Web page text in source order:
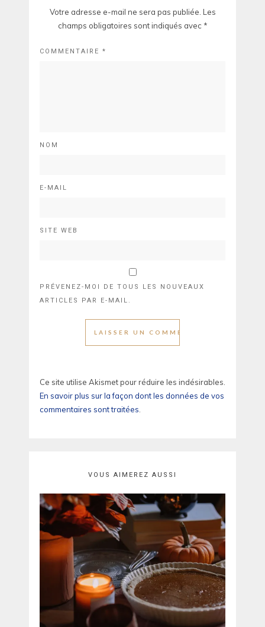
Votre adresse e-mail ne sera pas publiée. Les
champs obligatoires sont indiqués avec *
COMMENTAIRE *
NOM
E-MAIL
SITE WEB
PRÉVENEZ-MOI DE TOUS LES NOUVEAUX
ARTICLES PAR E-MAIL.
Ce site utilise Akismet pour réduire les indésirables.
En savoir plus sur la façon dont les données de vos
commentaires sont traitées
VOUS AIMEREZ AUSSI